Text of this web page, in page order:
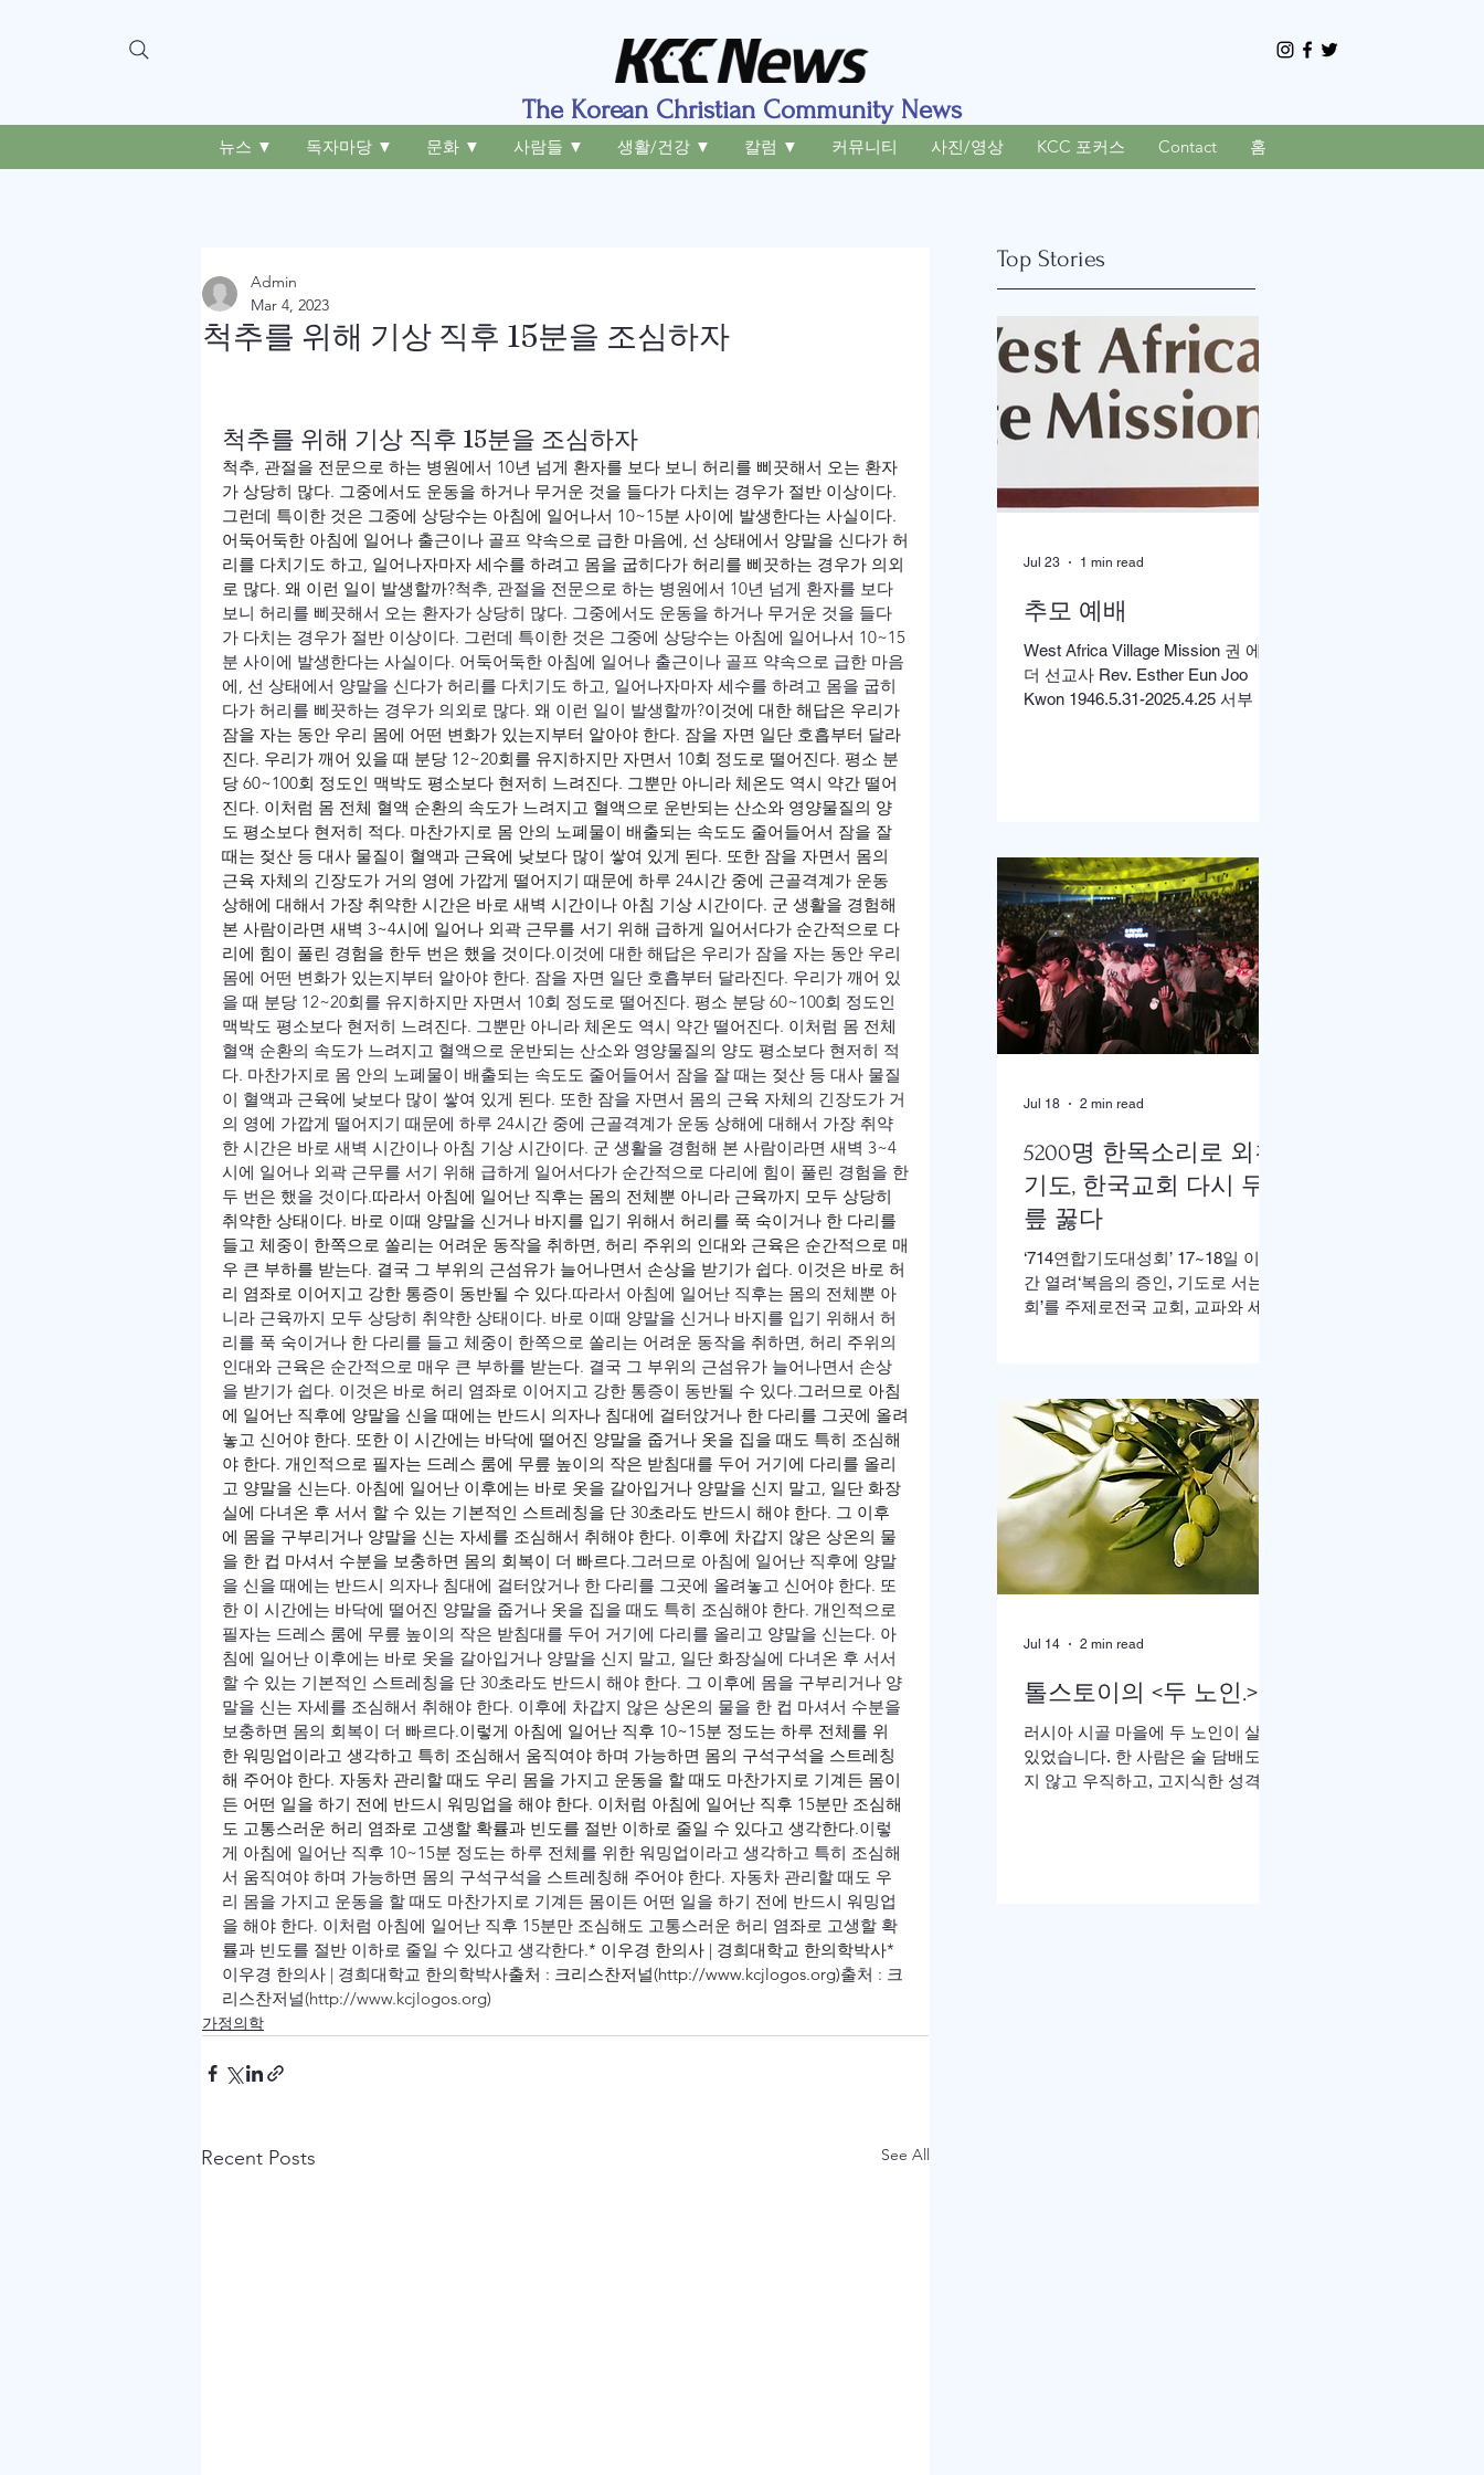
The Korean Christian Community News
뉴스 ▼ 독자마당 ▼ 문화 ▼ 사람들 ▼ 생활/건강 ▼ 칼럼 ▼ 커뮤니티 사진/영상 KCC 포커스 Contact 홈
척추를 위해 기상 직후 15분을 조심하자
Admin
Mar 4, 2023
척추를 위해 기상 직후 15분을 조심하자
척추, 관절을 전문으로 하는 병원에서 10년 넘게 환자를 보다 보니 허리를 삐끗해서 오는 환자
가 상당히 많다. 그중에서도 운동을 하거나 무거운 것을 들다가 다치는 경우가 절반 이상이다.
그런데 특이한 것은 그중에 상당수는 아침에 일어나서 10~15분 사이에 발생한다는 사실이다.
어둑어둑한 아침에 일어나 출근이나 골프 약속으로 급한 마음에, 선 상태에서 양말을 신다가 허
리를 다치기도 하고, 일어나자마자 세수를 하려고 몸을 굽히다가 허리를 삐끗하는 경우가 의외
로 많다. 왜 이런 일이 발생할까?척추, 관절을 전문으로 하는 병원에서 10년 넘게 환자를 보다
보니 허리를 삐끗해서 오는 환자가 상당히 많다. 그중에서도 운동을 하거나 무거운 것을 들다
가 다치는 경우가 절반 이상이다. 그런데 특이한 것은 그중에 상당수는 아침에 일어나서 10~15
분 사이에 발생한다는 사실이다. 어둑어둑한 아침에 일어나 출근이나 골프 약속으로 급한 마음
에, 선 상태에서 양말을 신다가 허리를 다치기도 하고, 일어나자마자 세수를 하려고 몸을 굽히
다가 허리를 삐끗하는 경우가 의외로 많다. 왜 이런 일이 발생할까?이것에 대한 해답은 우리가
잠을 자는 동안 우리 몸에 어떤 변화가 있는지부터 알아야 한다. 잠을 자면 일단 호흡부터 달라
진다. 우리가 깨어 있을 때 분당 12~20회를 유지하지만 자면서 10회 정도로 떨어진다. 평소 분
당 60~100회 정도인 맥박도 평소보다 현저히 느려진다. 그뿐만 아니라 체온도 역시 약간 떨어
진다. 이처럼 몸 전체 혈액 순환의 속도가 느려지고 혈액으로 운반되는 산소와 영양물질의 양
도 평소보다 현저히 적다. 마찬가지로 몸 안의 노폐물이 배출되는 속도도 줄어들어서 잠을 잘
때는 젖산 등 대사 물질이 혈액과 근육에 낮보다 많이 쌓여 있게 된다. 또한 잠을 자면서 몸의
근육 자체의 긴장도가 거의 영에 가깝게 떨어지기 때문에 하루 24시간 중에 근골격계가 운동
상해에 대해서 가장 취약한 시간은 바로 새벽 시간이나 아침 기상 시간이다. 군 생활을 경험해
본 사람이라면 새벽 3~4시에 일어나 외곽 근무를 서기 위해 급하게 일어서다가 순간적으로 다
리에 힘이 풀린 경험을 한두 번은 했을 것이다.이것에 대한 해답은 우리가 잠을 자는 동안 우리
몸에 어떤 변화가 있는지부터 알아야 한다. 잠을 자면 일단 호흡부터 달라진다. 우리가 깨어 있
을 때 분당 12~20회를 유지하지만 자면서 10회 정도로 떨어진다. 평소 분당 60~100회 정도인
맥박도 평소보다 현저히 느려진다. 그뿐만 아니라 체온도 역시 약간 떨어진다. 이처럼 몸 전체
혈액 순환의 속도가 느려지고 혈액으로 운반되는 산소와 영양물질의 양도 평소보다 현저히 적
다. 마찬가지로 몸 안의 노폐물이 배출되는 속도도 줄어들어서 잠을 잘 때는 젖산 등 대사 물질
이 혈액과 근육에 낮보다 많이 쌓여 있게 된다. 또한 잠을 자면서 몸의 근육 자체의 긴장도가 거
의 영에 가깝게 떨어지기 때문에 하루 24시간 중에 근골격계가 운동 상해에 대해서 가장 취약
한 시간은 바로 새벽 시간이나 아침 기상 시간이다. 군 생활을 경험해 본 사람이라면 새벽 3~4
시에 일어나 외곽 근무를 서기 위해 급하게 일어서다가 순간적으로 다리에 힘이 풀린 경험을 한
두 번은 했을 것이다.따라서 아침에 일어난 직후는 몸의 전체뿐 아니라 근육까지 모두 상당히
취약한 상태이다. 바로 이때 양말을 신거나 바지를 입기 위해서 허리를 푹 숙이거나 한 다리를
들고 체중이 한쪽으로 쏠리는 어려운 동작을 취하면, 허리 주위의 인대와 근육은 순간적으로 매
우 큰 부하를 받는다. 결국 그 부위의 근섬유가 늘어나면서 손상을 받기가 쉽다. 이것은 바로 허
리 염좌로 이어지고 강한 통증이 동반될 수 있다.따라서 아침에 일어난 직후는 몸의 전체뿐 아
니라 근육까지 모두 상당히 취약한 상태이다. 바로 이때 양말을 신거나 바지를 입기 위해서 허
리를 푹 숙이거나 한 다리를 들고 체중이 한쪽으로 쏠리는 어려운 동작을 취하면, 허리 주위의
인대와 근육은 순간적으로 매우 큰 부하를 받는다. 결국 그 부위의 근섬유가 늘어나면서 손상
을 받기가 쉽다. 이것은 바로 허리 염좌로 이어지고 강한 통증이 동반될 수 있다.그러므로 아침
에 일어난 직후에 양말을 신을 때에는 반드시 의자나 침대에 걸터앉거나 한 다리를 그곳에 올려
놓고 신어야 한다. 또한 이 시간에는 바닥에 떨어진 양말을 줍거나 옷을 집을 때도 특히 조심해
야 한다. 개인적으로 필자는 드레스 룸에 무릎 높이의 작은 받침대를 두어 거기에 다리를 올리
고 양말을 신는다. 아침에 일어난 이후에는 바로 옷을 갈아입거나 양말을 신지 말고, 일단 화장
실에 다녀온 후 서서 할 수 있는 기본적인 스트레칭을 단 30초라도 반드시 해야 한다. 그 이후
에 몸을 구부리거나 양말을 신는 자세를 조심해서 취해야 한다. 이후에 차갑지 않은 상온의 물
을 한 컵 마셔서 수분을 보충하면 몸의 회복이 더 빠르다.그러므로 아침에 일어난 직후에 양말
을 신을 때에는 반드시 의자나 침대에 걸터앉거나 한 다리를 그곳에 올려놓고 신어야 한다. 또
한 이 시간에는 바닥에 떨어진 양말을 줍거나 옷을 집을 때도 특히 조심해야 한다. 개인적으로
필자는 드레스 룸에 무릎 높이의 작은 받침대를 두어 거기에 다리를 올리고 양말을 신는다. 아
침에 일어난 이후에는 바로 옷을 갈아입거나 양말을 신지 말고, 일단 화장실에 다녀온 후 서서
할 수 있는 기본적인 스트레칭을 단 30초라도 반드시 해야 한다. 그 이후에 몸을 구부리거나 양
말을 신는 자세를 조심해서 취해야 한다. 이후에 차갑지 않은 상온의 물을 한 컵 마셔서 수분을
보충하면 몸의 회복이 더 빠르다.이렇게 아침에 일어난 직후 10~15분 정도는 하루 전체를 위
한 워밍업이라고 생각하고 특히 조심해서 움직여야 하며 가능하면 몸의 구석구석을 스트레칭
해 주어야 한다. 자동차 관리할 때도 우리 몸을 가지고 운동을 할 때도 마찬가지로 기계든 몸이
든 어떤 일을 하기 전에 반드시 워밍업을 해야 한다. 이처럼 아침에 일어난 직후 15분만 조심해
도 고통스러운 허리 염좌로 고생할 확률과 빈도를 절반 이하로 줄일 수 있다고 생각한다.이렇
게 아침에 일어난 직후 10~15분 정도는 하루 전체를 위한 워밍업이라고 생각하고 특히 조심해
서 움직여야 하며 가능하면 몸의 구석구석을 스트레칭해 주어야 한다. 자동차 관리할 때도 우
리 몸을 가지고 운동을 할 때도 마찬가지로 기계든 몸이든 어떤 일을 하기 전에 반드시 워밍업
을 해야 한다. 이처럼 아침에 일어난 직후 15분만 조심해도 고통스러운 허리 염좌로 고생할 확
률과 빈도를 절반 이하로 줄일 수 있다고 생각한다.* 이우경 한의사 | 경희대학교 한의학박사*
이우경 한의사 | 경희대학교 한의학박사출처 : 크리스찬저널(http://www.kcjlogos.org)출처 : 크
리스찬저널(http://www.kcjlogos.org)
가정의학
Recent Posts See All
Top Stories
추모 예배
West Africa Village Mission 권 에스
더 선교사 Rev. Esther Eun Joo
Kwon 1946.5.31-2025.4.25 서부 아
선교사 추모예배를 열었다. 선교사
역 이전에 정동교회를 섬기며 청소
년 교사로 헌신했던 권은주를 기억
하고 있는 일부교인들과 연세대학
동문, 그리고 이화 동문 다수가 참여
한 가운데 이병도 목사가 추모예배
를 인도했다. 찬송 606장, 반주강혜
진 집사, 기도 장혜경 장로, 성경봉
동교회/ 이화동기), / 주미야 권사(신
남옥 이화동기/경희대명예교수 / "저
장미꽃위에 이슬 "등 추모순서
Jul 23 1 min read
5200명 한목소리로 외친
기도, 한국교회 다시 무
릎 꿇다
‘714연합기도대성회’ 17~18일 이틀
간 열려‘복음의 증인, 기도로 서는 교
회’를 주제로전국 교회, 교파와 세대
저녁 서울 송파구 잠실학생체육관.
찬양 ‘우리 오늘 눈물로’가 나오자
5200여명의 성도들이 하나둘 자리
에서 일어섰다. “오래 황폐하였던 이
땅”이라는 가사가 울려 퍼질 때는 두
손을 높이 든 채 눈을 감고 기도하는
이들의 모습이 곳곳에 눈에 띄었다.
어떤 이는 손수건으로 눈물을 훔쳤
고, 어떤 이는 두 손을 맞잡은 채 나
다. 714연합기도운동본부(공동대표
한 ‘714연합기도대성회’가 이날 ‘복
로 막을 올렸다. 18일까지 이어지는
이번 집회는 교파와 세대를 넘어 한
국교회의 영적 각성과 회복, 나라와
Jul 18 2 min read
톨스토이의 <두 노인.>
러시아 시골 마을에 두 노인이 살고
있었습니다. 한 사람은 술 담배도 하
지 않고 우직하고, 고지식한 성격으
Jul 14 2 min read